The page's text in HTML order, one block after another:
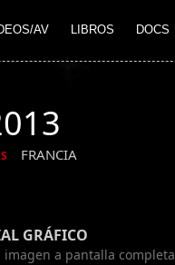
AV LIBROS DOCS
FRANCIA
GRÁFICO
imagen a pantalla completa